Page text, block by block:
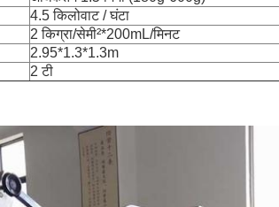
4.5 किलोवाट / घंटा
2 किग्रा/सेमी²*200mL/मिनट
2.95*1.3*1.3m
2 टी